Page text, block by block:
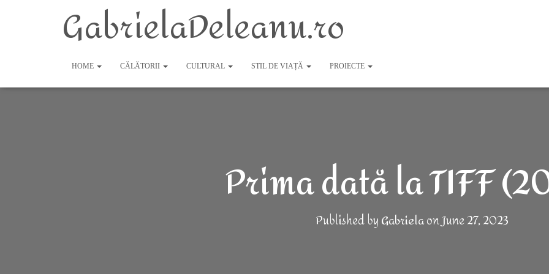
GabrielaDeleanu.ro
HOME CĂLĂTORII CULTURAL STIL DE VIAȚĂ PROIECTE
Prima dată la TIFF
Published byGabrielaonJune 27, 2023